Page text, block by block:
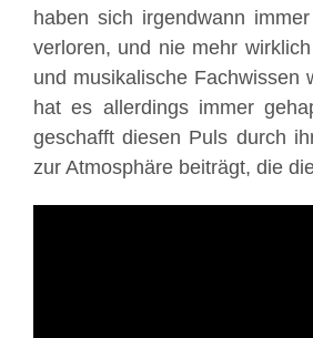
haben sich irgendwann
verloren, und nie mehr
und musikalische Fachwissen
hat es allerdings immer
geschafft diesen Puls durch
zur Atmosphäre beiträgt, die